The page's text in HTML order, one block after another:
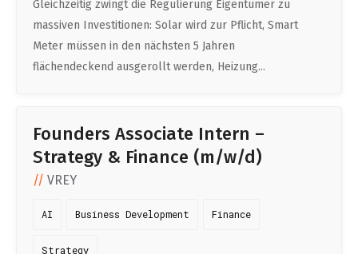
Gleichzeitig zwingt die Regulierung Eigentümer zu
massiven Investitionen: Solar wird zur Pflicht, Smart
Meter müssen in den nächsten 5 Jahren
flächendeckend ausgerollt werden, Heizung...
Founders Associate Intern –
Strategy & Finance (m/w/d)
VREY
AI Business Development Finance
Strategy